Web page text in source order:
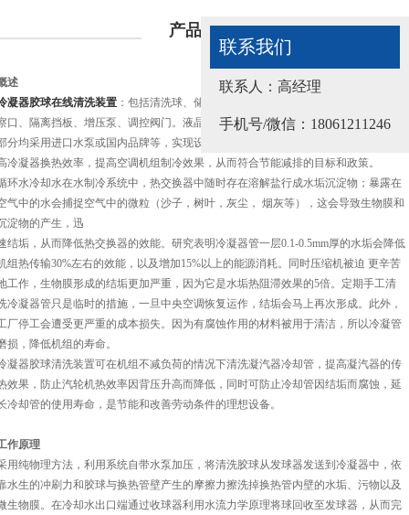
产品介绍
述
凝器胶球在线清洗装置：包括清洗球、储球罐、装球器、收球器、储水
口、隔离挡板、增压泵、调控阀门。液晶功能控制件、程序控制器等。本设备电气
分均采用进口水泵或国内品牌等，实现设备全自动化、使用寿命长、清洗污垢、提
冷凝器换热效率，提高空调机组制冷效果，从而符合节能减排的目标和政策。
环水冷却水在水制冷系统中，热交换器中随时存在溶解盐行成水垢沉淀物；暴露在
气中的水会捕捉空气中的微粒（沙子，树叶，灰尘， 烟灰等），这会导致生物膜和
淀物的产生，迅
结垢，从而降低热交换器的效能。研究表明冷凝器管一层0.1-0.5mm厚的水垢会降低
组热传输30%左右的效能，以及增加15%以上的能源消耗。同时压缩机被迫 更辛苦
工作，生物膜形成的结垢更加严重，因为它是水垢热阻滞效果的5倍。定期手工清
冷凝器管只是临时的措施，一旦中央空调恢复运作，结垢会马上再次形成。此外，
厂停工会遭受更严重的成本损失。因为有腐蚀作用的材料被用于清洁，所以冷凝管
损，降低机组的寿命。
凝器胶球清洗装置可在机组不减负荷的情况下清洗凝汽器冷却管，提高凝汽器的传
效果，防止汽轮机热效率因背压升高而降低，同时可防止冷却管因结垢而腐蚀，延
冷却管的使用寿命，是节能和改善劳动条件的理想设备。
作原理
用纯物理方法，利用系统自带水泵加压，将清洗胶球从发球器发送到冷凝器中，依
水生的冲刷力和胶球与换热管壁产生的摩擦力擦洗掉换热管内壁的水垢、污物以及
生物膜。在冷却水出口端通过收球器利用水流力学原理将球回收至发球器，从而完
联系我们
联系人：高经理
手机号/微信：18112981903
联系我们
联系人：高经理
手机号/微信：18061211246